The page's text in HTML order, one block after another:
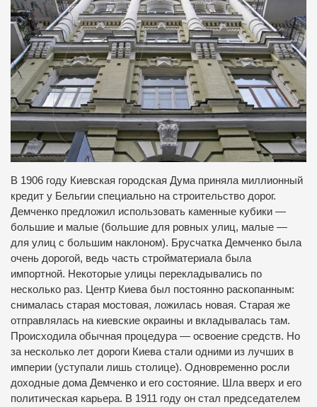
В 1906 году Киевская городская Дума приняла миллионный
кредит у Бельгии специально на строительство дорог.
Демченко предложил использовать каменные кубики —
большие и малые (большие для ровных улиц, малые —
для улиц с большим наклоном). Брусчатка Демченко была
очень дорогой, ведь часть стройматериала была
импортной. Некоторые улицы перекладывались по
несколько раз. Центр Киева был постоянно раскопанным:
снималась старая мостовая, ложилась новая. Старая же
отправлялась на киевские окраины и вкладывалась там.
Происходила обычная процедура — освоение средств. Но
за несколько лет дороги Киева стали одними из лучших в
империи (уступали лишь столице). Одновременно росли
доходные дома Демченко и его состояние. Шла вверх и его
политическая карьера. В 1911 году он стал председателем